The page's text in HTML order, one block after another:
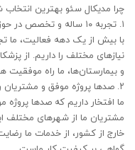
چرا مدیکال سئو بهترین
۱. تجربه ۱۰ ساله و تخصص در حوزه پزشکی
با بیش از یک دهه فعالیت، ما
نیازهای مختلف را داریم. از
و بیمارستان‌ها، ما راه
۲. صدها پروژه موفق و مشتریان راضی
ما افتخار داریم که صدها پروژه
مشتریان ما از شهرهای مختلف
خارج از کشور، از خدمات ما